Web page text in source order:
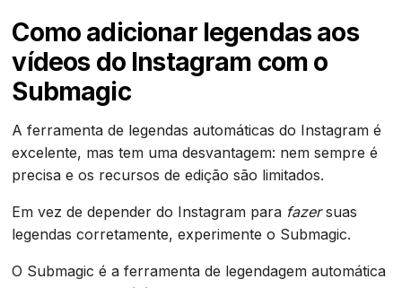
Como adicionar legendas aos
vídeos do Instagram com o
Submagic
A ferramenta de legendas automáticas do Instagram é
excelente, mas tem uma desvantagem: nem sempre é
precisa e os recursos de edição são limitados.
Em vez de depender do Instagram para fazersuas
legendas corretamente, experimente o Submagic.
O Submagic é a ferramenta de legendagem automática